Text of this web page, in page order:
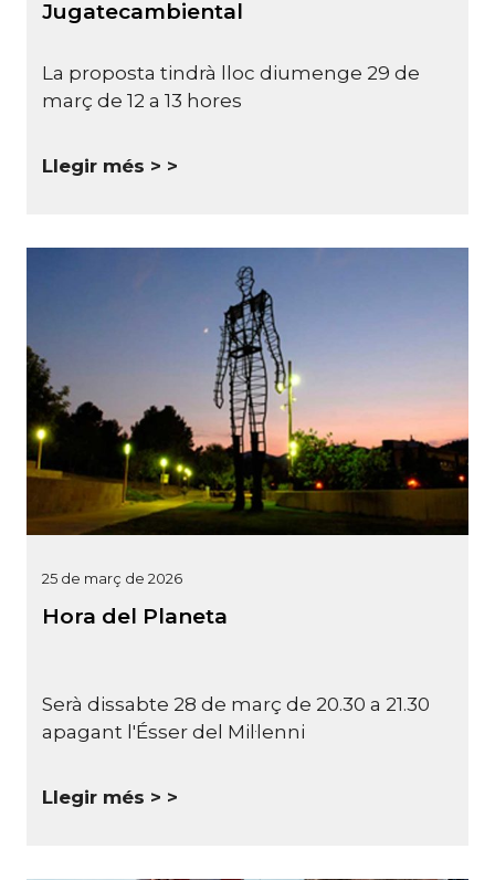
Jugatecambiental
La proposta tindrà lloc diumenge 29 de
març de 12 a 13 hores
Llegir més >
25 de març de 2026
Hora del Planeta
Serà dissabte 28 de març de 20.30 a 21.30
apagant l'Ésser del Mil·lenni
Llegir més >